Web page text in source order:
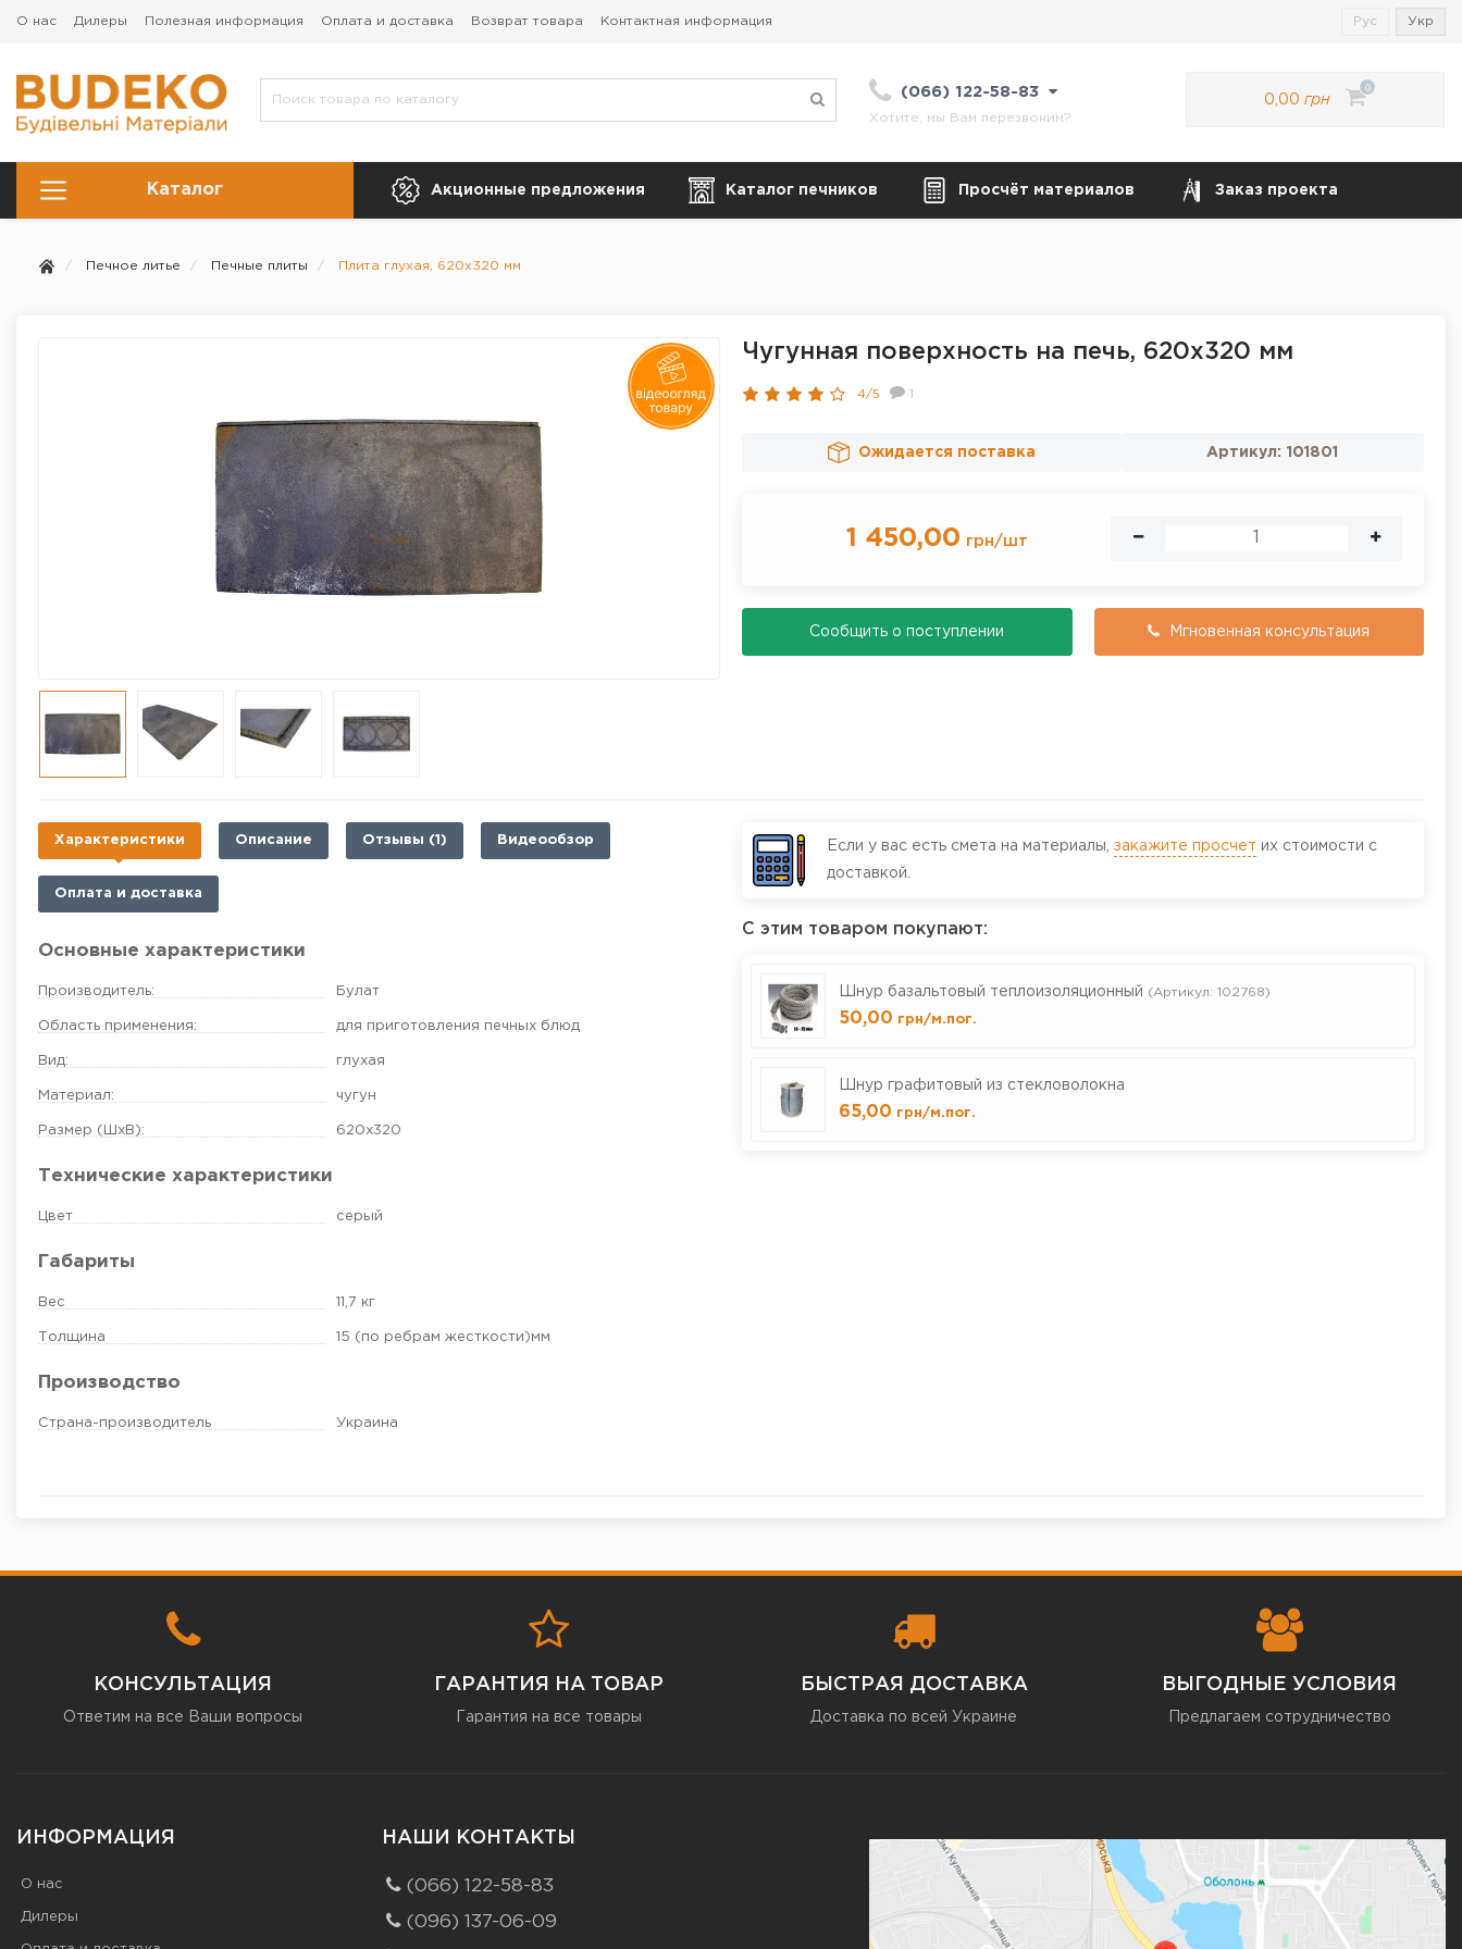
О нас Дилеры Полезная информация Оплата и доставка Возврат товара Контактная информация Рус Укр
(066) 122-58-83
Хотите, мы Вам перезвоним?
0,00 грн
0
Каталог Акционные предложения Каталог печников Просчёт материалов Заказ проекта
Печное литье Печные плиты Плита глухая, 620х320 мм
Чугунная поверхность на печь, 620х320 мм
4/5 1
Ожидается поставка Артикул: 101801
1 450,00 грн/шт
Cообщить о поступлении Мгновенная консультация
Характеристики Описание Отзывы (1) Видеообзор
Оплата и доставка
Основные характеристики
Производитель: Булат
Область применения: для приготовления печных блюд
Вид: глухая
Материал: чугун
Размер (ШхВ): 620х320
Технические характеристики
Цвет серый
Габариты
Вес 11,7 кг
Толщина 15 (по ребрам жесткости)мм
Производство
Страна-производитель Украина
Если у вас есть смета на материалы, закажите просчет их стоимости с
доставкой.
С этим товаром покупают:
Шнур базальтовый теплоизоляционный (Артикул: 102768)
50,00 грн/м.пог.
Шнур графитовый из стекловолокна
65,00 грн/м.пог.
КОНСУЛЬТАЦИЯ
Ответим на все Ваши вопросы
ГАРАНТИЯ НА ТОВАР
Гарантия на все товары
БЫСТРАЯ ДОСТАВКА
Доставка по всей Украине
ВЫГОДНЫЕ УСЛОВИЯ
Предлагаем сотрудничество
ИНФОРМАЦИЯ
О нас
Дилеры
НАШИ КОНТАКТЫ
(066) 122-58-83
(096) 137-06-09